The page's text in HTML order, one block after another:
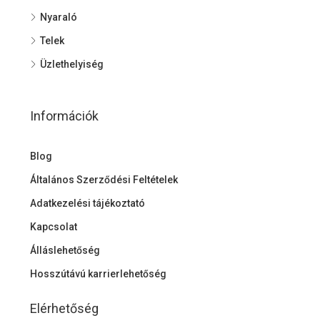
Nyaraló
Telek
Üzlethelyiség
Információk
Blog
Általános Szerződési Feltételek
Adatkezelési tájékoztató
Kapcsolat
Álláslehetőség
Hosszútávú karrierlehetőség
Elérhetőség